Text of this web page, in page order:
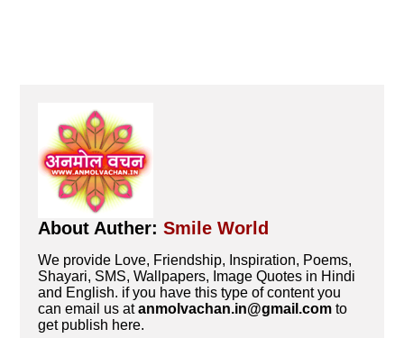
About Auther:Smile World
We provide Love, Friendship, Inspiration, Poems,
Shayari, SMS, Wallpapers, Image Quotes in Hindi
and English. if you have this type of content you
can email us atanmolvachan.in@gmail.com to
get publish here.